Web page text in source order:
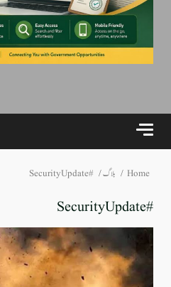
Home بلاگ #SecurityUpdate
#SecurityUpdate